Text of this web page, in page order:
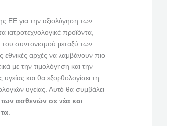
ΕΕ για την αξιολόγηση των
ιατροτεχνολογικά προϊόντα,
συντονισμού μεταξύ των
αρχές να λαμβάνουν πιο
με την τιμολόγηση και την
και θα εξορθολογίσει τη
υγείας. Αυτό θα συμβάλει
ασθενών σε νέα και
.